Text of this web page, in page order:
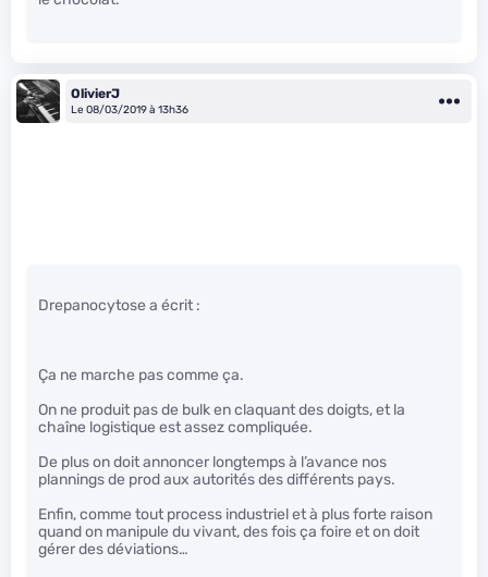
OlivierJ
Le 08/03/2019 à 13h36
Drepanocytose a écrit :
Ça ne marche pas comme ça.
On ne produit pas de bulk en claquant des doigts, et la
chaîne logistique est assez compliquée.
De plus on doit annoncer longtemps à l’avance nos
plannings de prod aux autorités des différents pays.
Enfin, comme tout process industriel et à plus forte raison
quand on manipule du vivant, des fois ça foire et on doit
gérer des déviations…